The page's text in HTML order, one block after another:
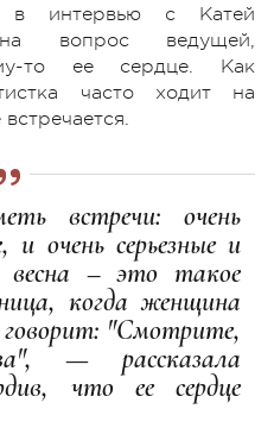
в интервью с Катей
вопрос ведущей,
то ее сердце. Как
часто ходит на
встречи: очень
и очень серьезные и
– это такое
когда женщина
"Смотрите,
— рассказала
что ее сердце